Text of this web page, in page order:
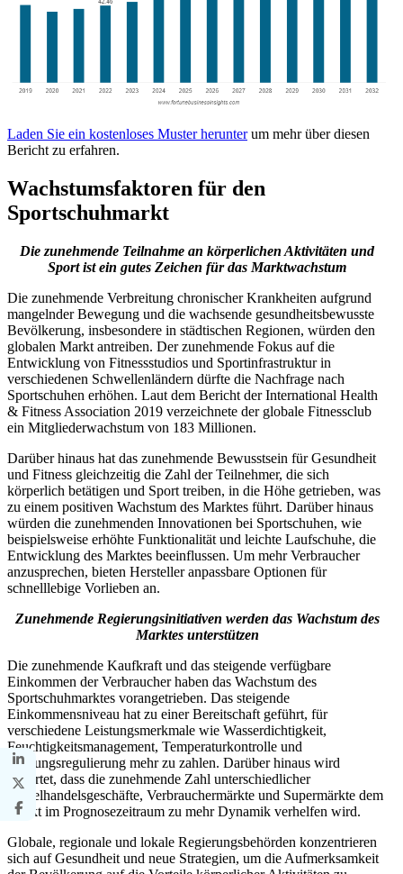
Laden Sie ein kostenloses Muster herunterum mehr über diesen
Bericht zu erfahren.
Wachstumsfaktoren für den
Sportschuhmarkt
Die zunehmende Teilnahme an körperlichen Aktivitäten und
Sport ist ein gutes Zeichen für das Marktwachstum
Die zunehmende Verbreitung chronischer Krankheiten aufgrund
mangelnder Bewegung und die wachsende gesundheitsbewusste
Bevölkerung, insbesondere in städtischen Regionen, würden den
globalen Markt antreiben. Der zunehmende Fokus auf die
Entwicklung von Fitnessstudios und Sportinfrastruktur in
verschiedenen Schwellenländern dürfte die Nachfrage nach
Sportschuhen erhöhen. Laut dem Bericht der International Health
& Fitness Association 2019 verzeichnete der globale Fitnessclub
ein Mitgliederwachstum von 183 Millionen.
Darüber hinaus hat das zunehmende Bewusstsein für Gesundheit
und Fitness gleichzeitig die Zahl der Teilnehmer, die sich
körperlich betätigen und Sport treiben, in die Höhe getrieben, was
zu einem positiven Wachstum des Marktes führt. Darüber hinaus
würden die zunehmenden Innovationen bei Sportschuhen, wie
beispielsweise erhöhte Funktionalität und leichte Laufschuhe, die
Entwicklung des Marktes beeinflussen. Um mehr Verbraucher
anzusprechen, bieten Hersteller anpassbare Optionen für
schnelllebige Vorlieben an.
Zunehmende Regierungsinitiativen werden das Wachstum des
Marktes unterstützen
Die zunehmende Kaufkraft und das steigende verfügbare
Einkommen der Verbraucher haben das Wachstum des
Sportschuhmarktes vorangetrieben. Das steigende
Einkommensniveau hat zu einer Bereitschaft geführt, für
verschiedene Leistungsmerkmale wie Wasserdichtigkeit,
Feuchtigkeitsmanagement, Temperaturkontrolle und
Reibungsregulierung mehr zu zahlen. Darüber hinaus wird
erwartet, dass die zunehmende Zahl unterschiedlicher
Einzelhandelsgeschäfte, Verbrauchermärkte und Supermärkte dem
Markt im Prognosezeitraum zu mehr Dynamik verhelfen wird.
Globale, regionale und lokale Regierungsbehörden konzentrieren
sich auf Gesundheit und neue Strategien, um die Aufmerksamkeit